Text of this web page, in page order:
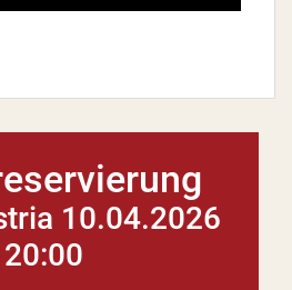
10.04.2026
20:00